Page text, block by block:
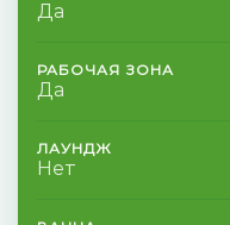
Да
РАБОЧАЯ ЗОНА
Да
ЛАУНДЖ
Нет